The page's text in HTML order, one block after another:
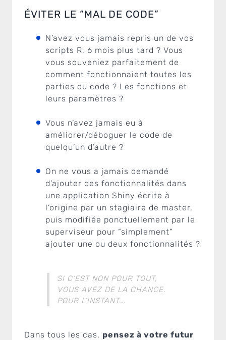
ÉVITER LE “MAL DE CODE”
N’avez vous jamais repris un de vos
scripts R, 6 mois plus tard ? Vous
vous souveniez parfaitement de
comment fonctionnaient toutes les
parties du code ? Les fonctions et
leurs paramètres ?
Vous n’avez jamais eu à
améliorer/déboguer le code de
quelqu’un d’autre ?
On ne vous a jamais demandé
d’ajouter des fonctionnalités dans
une application Shiny écrite à
l’origine par un stagiaire de master,
puis modifiée ponctuellement par le
superviseur pour “simplement”
ajouter une ou deux fonctionnalités ?
SI C’EST NON POUR TOUT,
VOUS AVEZ DE LA CHANCE.
POUR L’INSTANT….
Dans tous les cas, pensez à votre futur